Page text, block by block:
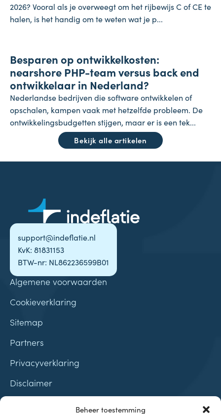
Beheer toestemming
2026? Vooral als je overweegt om het rijbewijs C of CE te
halen, is het handig om te weten wat je p...
24 juli 2026
Besparen op ontwikkelkosten:
nearshore PHP-team versus back end
ontwikkelaar in Nederland?
Nederlandse bedrijven die software ontwikkelen of
opschalen, kampen vaak met hetzelfde probleem. De
ontwikkelingsbudgetten stijgen, maar er is een tek...
Bekijk alle artikelen
support@indeflatie.nl
KvK: 81831153
BTW-nr: NL862236599B01
Algemene voorwaarden
Cookieverklaring
Sitemap
Partners
Privacyverklaring
Disclaimer